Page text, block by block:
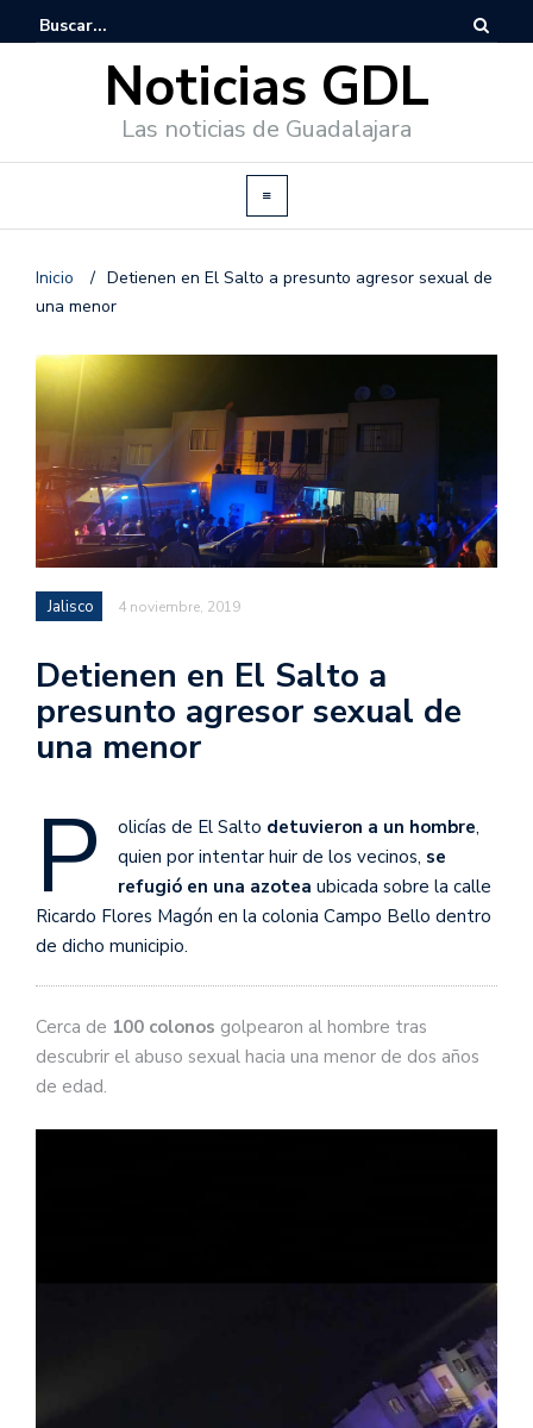
Noticias GDL
Las noticias de Guadalajara
Inicio / Detienen en El Salto a presunto agresor sexual de
una menor
Jalisco 4 noviembre, 2019
Detienen en El Salto a
presunto agresor sexual de
una menor
P olicías de El Salto detuvieron a un hombre,
quien por intentar huir de los vecinos, se
refugió en una azotea ubicada sobre la calle
Ricardo Flores Magón en la colonia Campo Bello dentro
de dicho municipio.
Cerca de 100 colonos golpearon al hombre tras
descubrir el abuso sexual hacia una menor de dos años
de edad.